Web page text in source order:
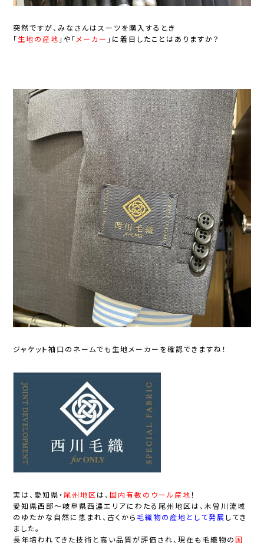
突然ですが、みなさんはスーツを購入するとき
「 生地の産地 」や「メーカー 」に着目したことはありますか？
ジャケット袖口のネームでも生地メーカーを確認できますね！
実は、愛知県・尾州地区 は、 国内有数のウール産地 ！
愛知県西部～岐阜県西濃エリアにわたる尾州地区は、木曽川流域
のゆたかな自然に恵まれ、古くから 毛織物の産地として発展 してき
ました。
長年培われてきた技術と高い品質が評価され、現在も毛織物の 国